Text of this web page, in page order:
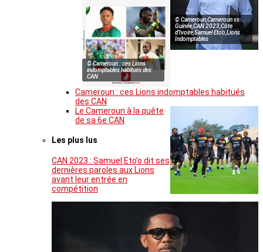
© Cameroun,Cameroun vs
Guinée,CAN 2023,Côte
d’Ivoire,Samuel Eto’o,Lions
Indomptables
© Cameroun : ces Lions
indomptables habitués des
CAN
Cameroun : ces Lions indomptables habitués
des CAN
Le Cameroun à la quête
de sa 6e CAN
Les plus lus
CAN 2023 : Samuel Eto’o dit ses
dernières paroles aux Lions
avant leur entrée en
compétition